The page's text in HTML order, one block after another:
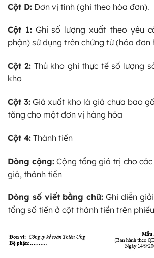
Cột D: Đơn vị tính (ghi theo hóa đơn).
Cột 1:Ghi số lượng xuất theo yêu
phận) sử dụng trên chứng từ (hóa đơn
Cột 2: Thủ kho ghi thực tế số lượng
kho
Cột 3: Giá xuất kho là giá chưa bao
tăng cho một đơn vị hàng hóa
Cột 4: Thành tiền
Dòng cộng: Cộng tổng giá trị cho
giá, thành tiền
Dòng số viết bằng chữ: Ghi diễn
tổng số tiền ở cột thành tiền trên